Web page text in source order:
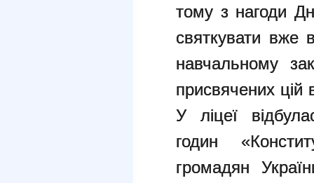
тому з нагоди
святкувати вже
навчальному
присвячених цій
У ліцеї
годин
громадян